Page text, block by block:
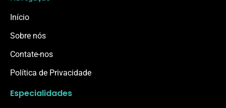
Início
Sobre nós
Contate-nos
Política de Privacidade
Especialidades